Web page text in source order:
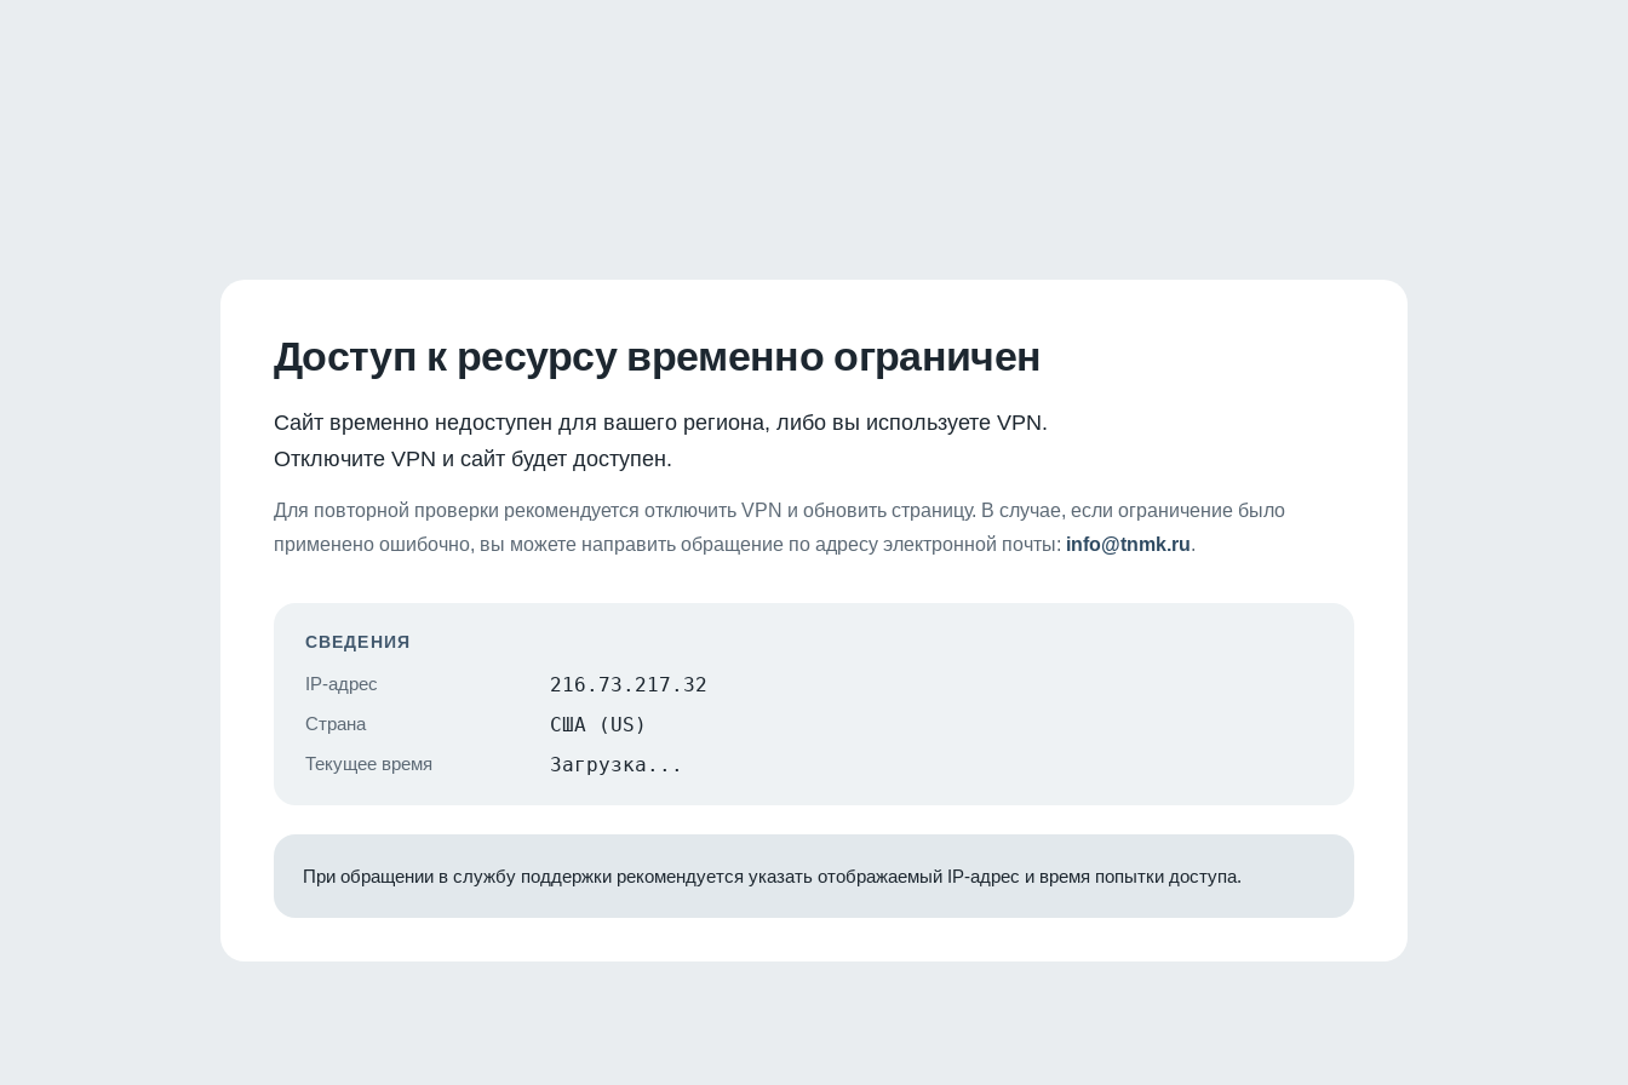
Доступ к ресурсу временно ограничен
Сайт временно недоступен для вашего региона, либо вы используете VPN.
Отключите VPN и сайт будет доступен.
Для повторной проверки рекомендуется отключить VPN и обновить страницу. В случае, если ограничение было
применено ошибочно, вы можете направить обращение по адресу электронной почты: info@tnmk.ru.
СВЕДЕНИЯ
IP-адрес 216.73.217.32
Страна США (US)
Текущее время Загрузка...
При обращении в службу поддержки рекомендуется указать отображаемый IP-адрес и время попытки доступа.